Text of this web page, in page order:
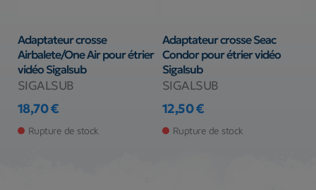
Adaptateur crosse
Airbalete/One Air pour étrier
vidéo Sigalsub
SIGALSUB
Prix
18,70 €
Rupture de stock
Adaptateur crosse Seac
Condor pour étrier vidéo
Sigalsub
SIGALSUB
Prix
12,50 €
Rupture de stock